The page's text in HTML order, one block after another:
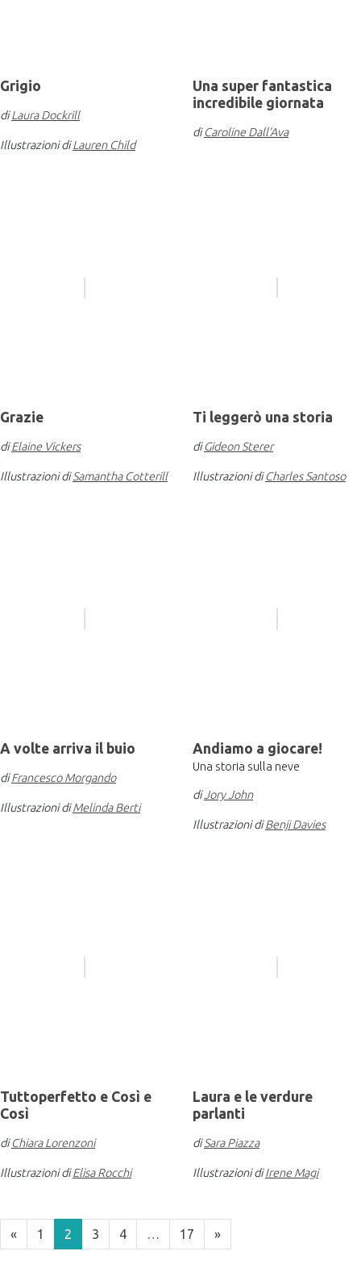
Grigio
diLaura Dockrill
Illustrazioni diLauren Child
Una super fantastica
incredibile giornata
diCaroline Dall’Ava
Grazie
diElaine Vickers
Illustrazioni diSamantha Cotterill
Ti leggerò una storia
diGideon Sterer
Illustrazioni diCharles Santoso
A volte arriva il buio
diFrancesco Morgando
Illustrazioni diMelinda Berti
Andiamo a giocare!
Una storia sulla neve
di Jory John
Illustrazioni diBenji Davies
Tuttoperfetto e Così e
Così
diChiara Lorenzoni
Illustrazioni diElisa Rocchi
Laura e le verdure
parlanti
diSara Piazza
Illustrazioni diIrene Magi
« 1 2 3 4 … 17 »